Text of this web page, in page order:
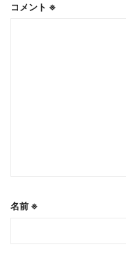
コメント ※
名前 ※